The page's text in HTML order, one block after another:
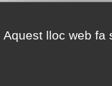
Aquest lloc web fa